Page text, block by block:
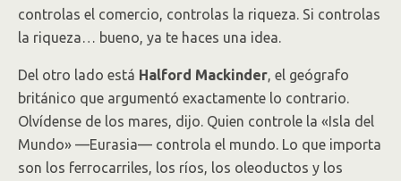
controlas el comercio, controlas la riqueza. Si controlas
la riqueza… bueno, ya te haces una idea.
Del otro lado está Halford Mackinder, el geógrafo
británico que argumentó exactamente lo contrario.
Olvídense de los mares, dijo. Quien controle la «Isla del
Mundo» —Eurasia— controla el mundo. Lo que importa
son los ferrocarriles, los ríos, los oleoductos y los